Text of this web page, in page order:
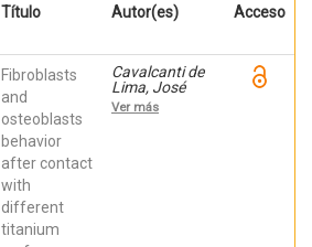
Título Autor(es) Acceso
Fibroblasts
and
osteoblasts
behavior
after contact
with
different
titanium
Cavalcanti de
Lima, José
Henrique;
Robbs ,
Ver más